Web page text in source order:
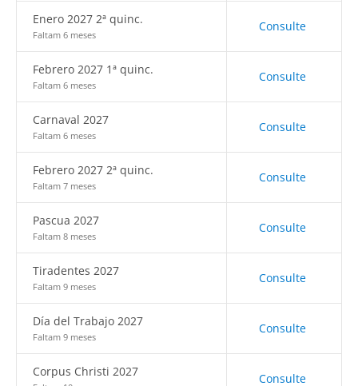
Enero 2027 2ª quinc.
Faltam 6 meses
Consulte
Febrero 2027 1ª quinc.
Faltam 6 meses
Consulte
Carnaval 2027
Faltam 6 meses
Consulte
Febrero 2027 2ª quinc.
Faltam 7 meses
Consulte
Pascua 2027
Faltam 8 meses
Consulte
Tiradentes 2027
Faltam 9 meses
Consulte
Día del Trabajo 2027
Faltam 9 meses
Consulte
Corpus Christi 2027 Consulte